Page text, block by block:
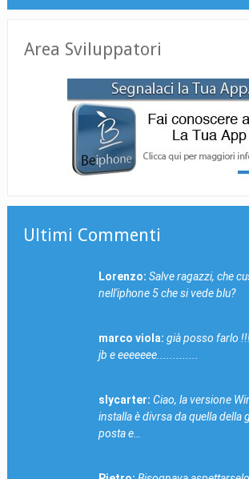
Area Sviluppatori
Ultimi Commenti
Lorenzo: Salve ragazzi, che
nell'iphone 5 che si vede blu?
marco viola: già posso farlo
jb e eeeeeee.............
slycarter: Ciao, la versione
installa è divrsa da quella della
posta e…